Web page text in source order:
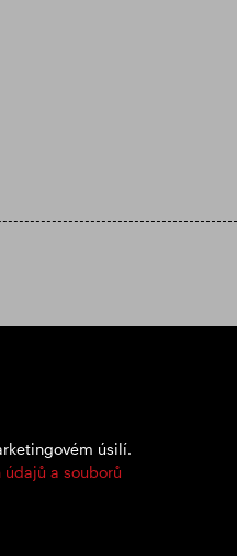
úsilí.
a souborů
segroplc